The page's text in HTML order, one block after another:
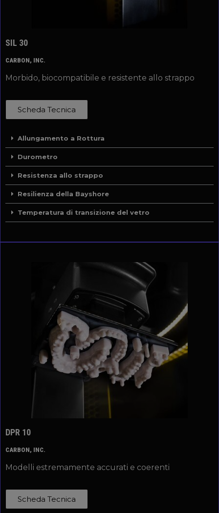
SIL 30
CARBON, INC.
Morbido, biocompatibile e resistente allo strappo
Scheda Tecnica
Allungamento a Rottura
Durometro
Resistenza allo strappo
Resilienza della Bayshore
Temperatura di transizione del vetro
DPR 10
CARBON, INC.
Modelli estremamente accurati e coerenti
Scheda Tecnica